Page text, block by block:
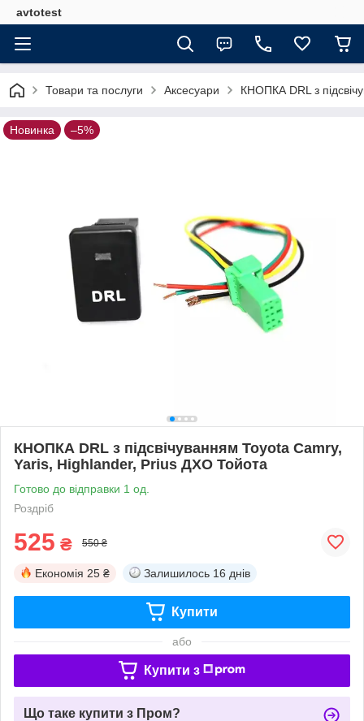
avtotest
Товари та послуги Аксесуари КНОПКА DRL з
Новинка –5%
КНОПКА DRL з підсвічуванням Toyota Camry,
Yaris, Highlander, Prius ДХО Тойота
Готово до відправки 1 од.
Роздріб
525 ₴ 550 ₴
Економія 25 ₴ Залишилось 16 днів
Купити
або
Купити з
Що таке купити з Пром?